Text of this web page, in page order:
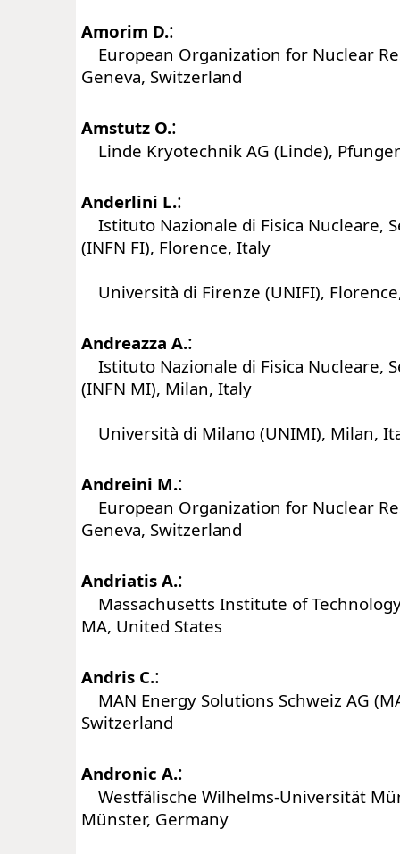
Amorim D.:
European Organization for Nuclear
Geneva, Switzerland
Amstutz O.:
Linde Kryotechnik AG (Linde),
Anderlini L.:
Istituto Nazionale di Fisica Nucleare,
(INFN FI), Florence, Italy
Università di Firenze (UNIFI),
Andreazza A.:
Istituto Nazionale di Fisica Nucleare,
(INFN MI), Milan, Italy
Università di Milano (UNIMI), Milan,
Andreini M.:
European Organization for Nuclear
Geneva, Switzerland
Andriatis A.:
Massachusetts Institute of
MA, United States
Andris C.:
MAN Energy Solutions Schweiz AG
Switzerland
Andronic A.:
Westfälische Wilhelms-Universität
Münster, Germany